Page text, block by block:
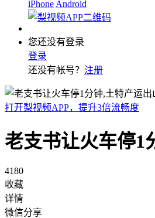
iPhone Android
您还没有登录
登录
还没有帐号？ 注册
打开梨视频APP，提升3倍流畅度
老支书让火车停1
4180
收藏
详情
微信分享